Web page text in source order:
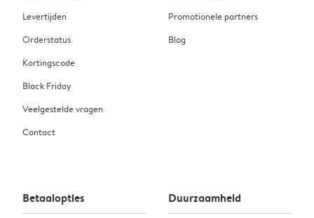
Levertijden
Orderstatus
Kortingscode
Black Friday
Veelgestelde vragen
Contact
Promotionele partners
Blog
Betaalopties Duurzaamheid